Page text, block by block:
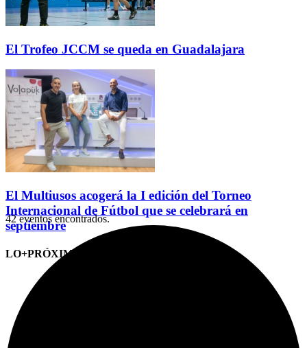
El Trofeo JCCM se queda en Guadalajara
El Multiusos acogerá la I edición del Torneo
Internacional de Fútbol que se celebrará en
septiembre
LO+PRÓXIMO (CITAS)
42 eventos encontrados.